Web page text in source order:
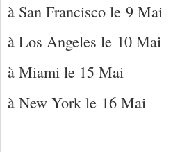
à San Francisco le 9 Mai
à Los Angeles le 10 Mai
à Miami le 15 Mai
à New York le 16 Mai